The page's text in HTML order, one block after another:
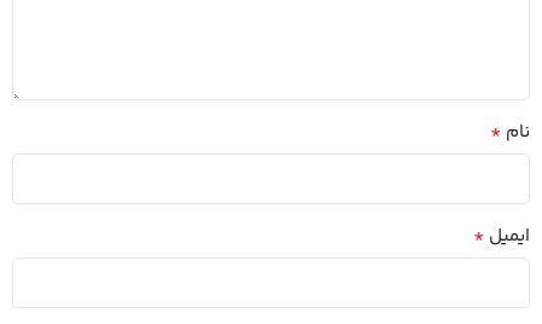
نام *
ایمیل *